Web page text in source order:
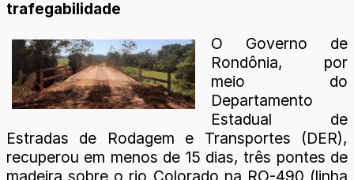
trafegabilidade
O Governo de
Rondônia, por
meio do
Departamento
Estadual de
Estradas de Rodagem e Transportes (DER),
recuperou em menos de 15 dias, três pontes de
madeira sobre o rio Colorado na RO-490 (linha